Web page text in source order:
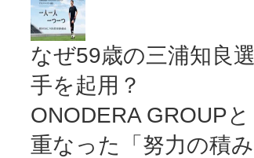
なぜ59歳の三浦知良選
手を起用？
ONODERA GROUPと
重なった「努力の積み